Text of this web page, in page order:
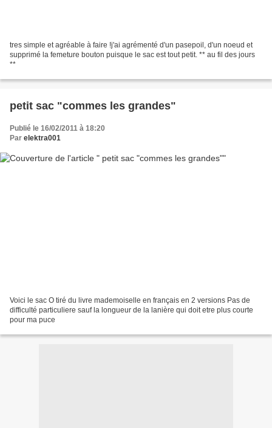
tres simple et agréable à faire !j'ai agrémenté d'un pasepoil, d'un noeud et
supprimé la femeture bouton puisque le sac est tout petit. ** au fil des jours
**
petit sac "commes les grandes"
Publié le 16/02/2011 à 18:20
Par elektra001
Voici le sac O tiré du livre mademoiselle en français en 2 versions Pas de
difficulté particuliere sauf la longueur de la lanière qui doit etre plus courte
pour ma puce